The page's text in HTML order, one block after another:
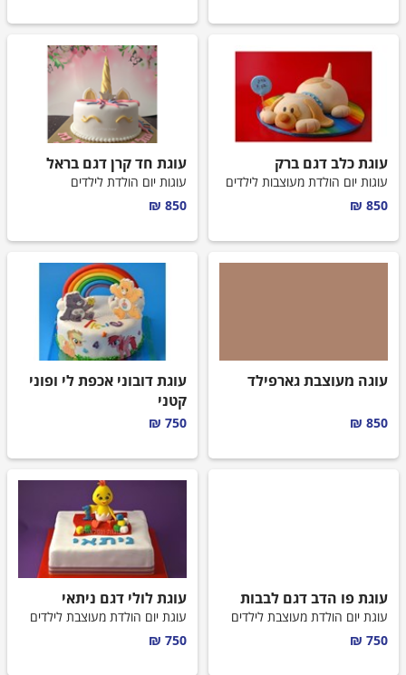
עוגת כלב דגם ברק
עוגות יום הולדת מעוצבות לילדים
850 ₪
עוגת חד קרן דגם בראל
עוגות יום הולדת לילדים
850 ₪
עוגה מעוצבת גארפילד
850 ₪
עוגת דובוני אכפת לי ופוני
קטני
עוגת יום הולדת מעוצבת לילדים
750 ₪
עוגת פו הדב דגם לבבות
עוגת יום הולדת מעוצבת לילדים
750 ₪
עוגת לולי דגם ניתאי
עוגת יום הולדת מעוצבת לילדים
750 ₪